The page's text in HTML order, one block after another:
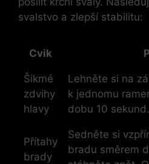
svalstvo a zlepší stabilitu:
Cvik
Šikmé
zdvihy
hlavy
Lehněte si na
k jednomu
dobu 10 sekund.
Přítahy
brady
Sedněte si
bradu směrem